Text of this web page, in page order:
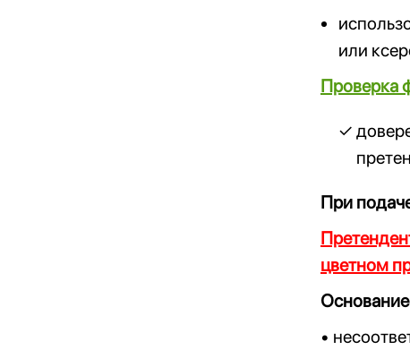
или
Проверка
При
цветном
•